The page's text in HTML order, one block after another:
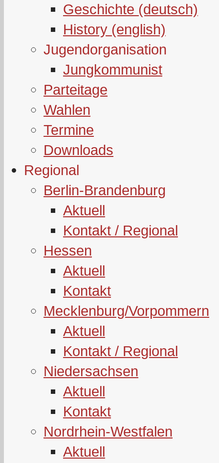
Geschichte (deutsch)
History (english)
Jugendorganisation
Jungkommunist
Parteitage
Wahlen
Termine
Downloads
Regional
Berlin-Brandenburg
Aktuell
Kontakt / Regional
Hessen
Aktuell
Kontakt
Mecklenburg/Vorpommern
Aktuell
Kontakt / Regional
Niedersachsen
Aktuell
Kontakt
Nordrhein-Westfalen
Aktuell